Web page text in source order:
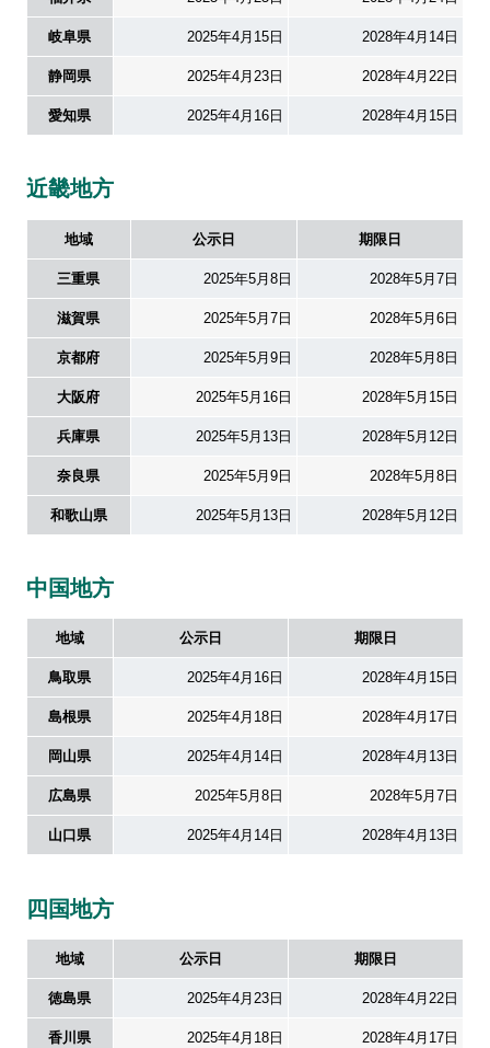
岐阜県 2025年4月15日 2028年4月14日
静岡県 2025年4月23日 2028年4月22日
愛知県 2025年4月16日 2028年4月15日
近畿地方
地域 公示日 期限日
三重県 2025年5月8日 2028年5月7日
滋賀県 2025年5月7日 2028年5月6日
京都府 2025年5月9日 2028年5月8日
大阪府 2025年5月16日 2028年5月15日
兵庫県 2025年5月13日 2028年5月12日
奈良県 2025年5月9日 2028年5月8日
和歌山県 2025年5月13日 2028年5月12日
中国地方
地域 公示日 期限日
鳥取県 2025年4月16日 2028年4月15日
島根県 2025年4月18日 2028年4月17日
岡山県 2025年4月14日 2028年4月13日
広島県 2025年5月8日 2028年5月7日
山口県 2025年4月14日 2028年4月13日
四国地方
地域 公示日 期限日
徳島県 2025年4月23日 2028年4月22日
香川県 2025年4月18日 2028年4月17日